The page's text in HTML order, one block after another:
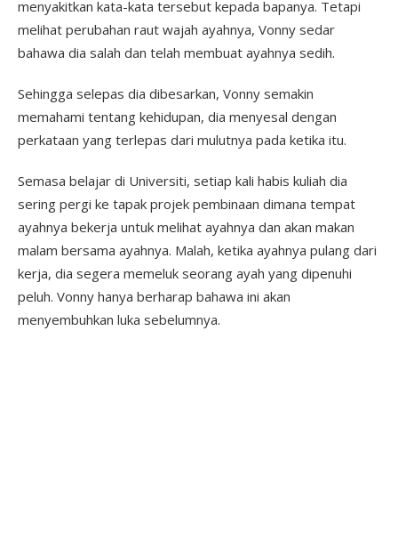
menyakitkan kata-kata tersebut kepada bapanya. Tetapi
melihat perubahan raut wajah ayahnya, Vonny sedar
bahawa dia salah dan telah membuat ayahnya sedih.
Sehingga selepas dia dibesarkan, Vonny semakin
memahami tentang kehidupan, dia menyesal dengan
perkataan yang terlepas dari mulutnya pada ketika itu.
Semasa belajar di Universiti, setiap kali habis kuliah dia
sering pergi ke tapak projek pembinaan dimana tempat
ayahnya bekerja untuk melihat ayahnya dan akan makan
malam bersama ayahnya. Malah, ketika ayahnya pulang dari
kerja, dia segera memeluk seorang ayah yang dipenuhi
peluh. Vonny hanya berharap bahawa ini akan
menyembuhkan luka sebelumnya.